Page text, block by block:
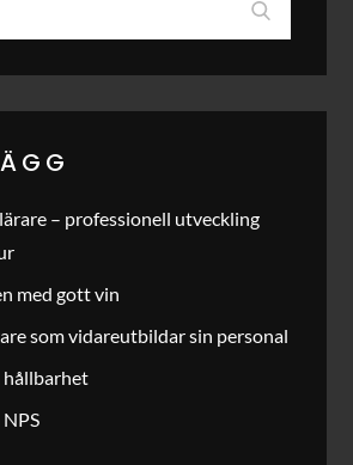
– professionell utveckling
med gott vin
som vidareutbildar sin personal
hållbarhet